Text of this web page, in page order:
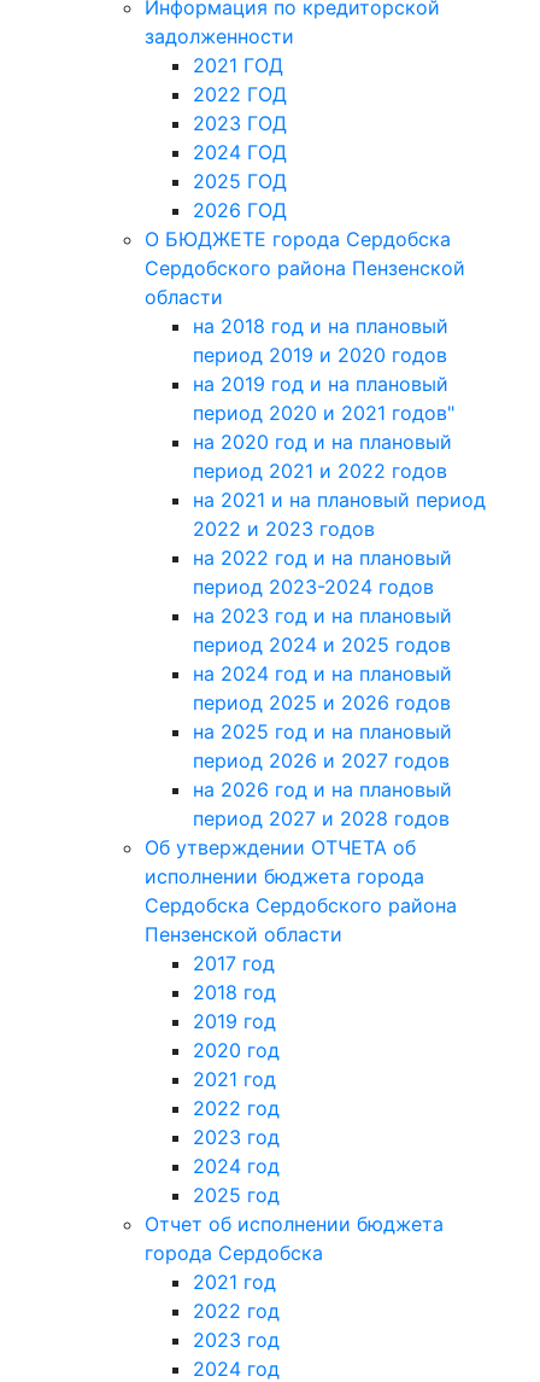
Информация по кредиторской
задолженности
2021 ГОД
2022 ГОД
2023 ГОД
2024 ГОД
2025 ГОД
2026 ГОД
О БЮДЖЕТЕ города Сердобска
Сердобского района Пензенской
области
на 2018 год и на плановый
период 2019 и 2020 годов
на 2019 год и на плановый
период 2020 и 2021 годов"
на 2020 год и на плановый
период 2021 и 2022 годов
на 2021 и на плановый период
2022 и 2023 годов
на 2022 год и на плановый
период 2023-2024 годов
на 2023 год и на плановый
период 2024 и 2025 годов
на 2024 год и на плановый
период 2025 и 2026 годов
на 2025 год и на плановый
период 2026 и 2027 годов
на 2026 год и на плановый
период 2027 и 2028 годов
Об утверждении ОТЧЕТА об
исполнении бюджета города
Сердобска Сердобского района
Пензенской области
2017 год
2018 год
2019 год
2020 год
2021 год
2022 год
2023 год
2024 год
2025 год
Отчет об исполнении бюджета
города Сердобска
2021 год
2022 год
2023 год
2024 год